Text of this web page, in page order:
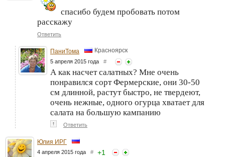
спасибо будем пробовать потом
расскажу
Ответить
ПаниТома Красноярск
5 апреля 2015 года #
А как насчет салатных? Мне очень
понравился сорт Фермерские, они 30-50
см длинной, растут быстро, не твердеют,
очень нежные, одного огурца хватает для
салата на большую кампанию
↑ Ответить
Юлия ИРГ
4 апреля 2015 года # +1